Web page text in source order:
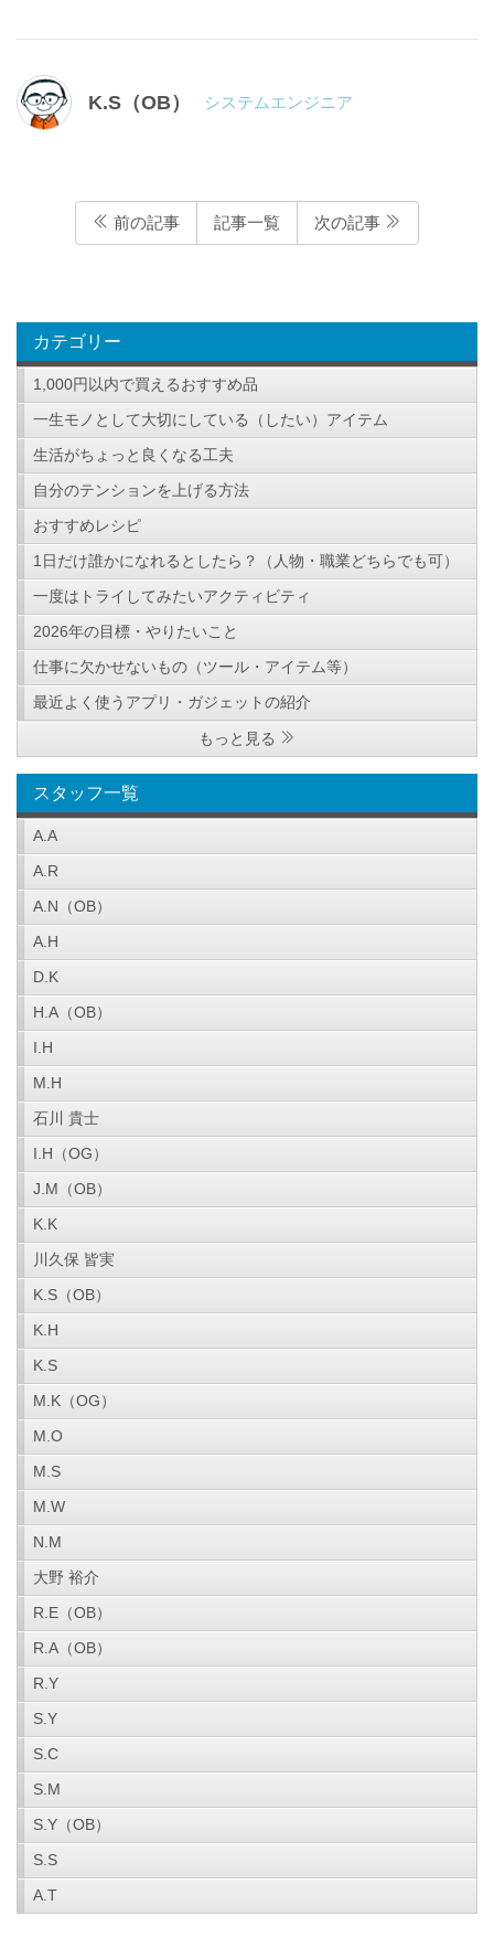
K.S（OB） システムエンジニア
前の記事 記事一覧 次の記事
カテゴリー
1,000円以内で買えるおすすめ品
一生モノとして大切にしている（したい）アイテム
生活がちょっと良くなる工夫
自分のテンションを上げる方法
おすすめレシピ
1日だけ誰かになれるとしたら？（人物・職業どちらでも可）
一度はトライしてみたいアクティビティ
2026年の目標・やりたいこと
仕事に欠かせないもの（ツール・アイテム等）
最近よく使うアプリ・ガジェットの紹介
もっと見る
スタッフ一覧
A.A
A.R
A.N（OB）
A.H
D.K
H.A（OB）
I.H
M.H
石川 貴士
I.H（OG）
J.M（OB）
K.K
川久保 皆実
K.S（OB）
K.H
K.S
M.K（OG）
M.O
M.S
M.W
N.M
大野 裕介
R.E（OB）
R.A（OB）
R.Y
S.Y
S.C
S.M
S.Y（OB）
S.S
A.T